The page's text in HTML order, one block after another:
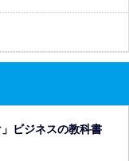
ビジネスの教科書